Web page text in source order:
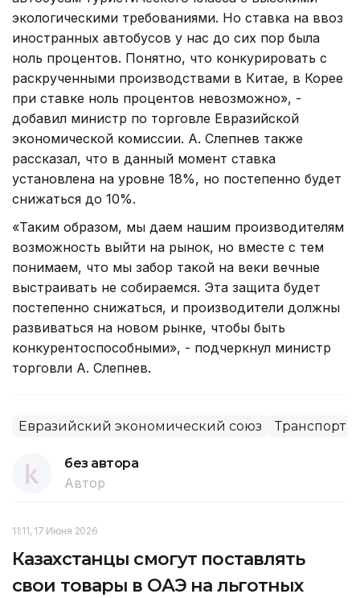
экологическими требованиями. Но ставка на ввоз
иностранных автобусов у нас до сих пор была
ноль процентов. Понятно, что конкурировать с
раскрученными производствами в Китае, в Корее
при ставке ноль процентов невозможно», -
добавил министр по торговле Евразийской
экономической комиссии. А. Слепнев также
рассказал, что в данный момент ставка
установлена на уровне 18%, но постепенно будет
снижаться до 10%.
«Таким образом, мы даем нашим производителям
возможность выйти на рынок, но вместе с тем
понимаем, что мы забор такой на веки вечные
выстраивать не собираемся. Эта защита будет
постепенно снижаться, и производители должны
развиваться на новом рынке, чтобы быть
конкурентоспособными», - подчеркнул министр
торговли А. Слепнев.
Евразийский экономический союз Транспорт
без автора
Автор
11:11, 17 Июня 2026
Казахстанцы смогут поставлять
свои товары в ОАЭ на льготных